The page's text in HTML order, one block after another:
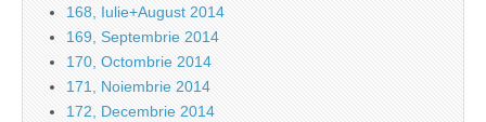
168, Iulie+August 2014
169, Septembrie 2014
170, Octombrie 2014
171, Noiembrie 2014
172, Decembrie 2014